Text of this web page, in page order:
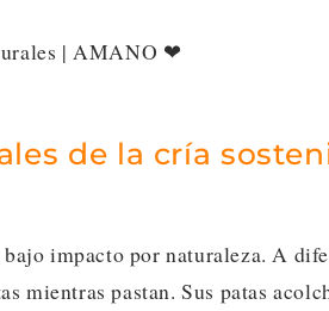
de la cría
impacto por naturaleza. A
mientras pastan. Sus patas